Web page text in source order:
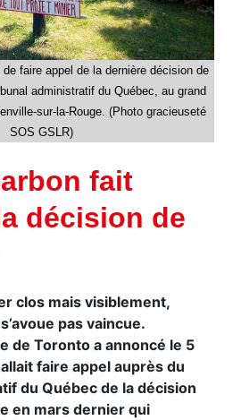
faire appel de la dernière décision de
administratif du Québec, au grand
sur-la-Rouge. (Photo gracieuseté
SOS GSLR)
fait
décision de
clos mais visiblement,
pas vaincue.
de Toronto a annoncé le 5
faire appel auprès du
du Québec de la décision
en mars dernier qui